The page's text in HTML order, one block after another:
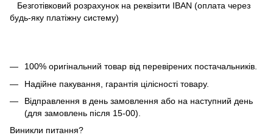
Безготівковий розрахунок на реквізити IBAN (оплата через
будь-яку платіжну систему)
100% оригінальний товар від перевірених постачальників.
Надійне пакування, гарантія цілісності товару.
Відправлення в день замовлення або на наступний день
(для замовлень після 15-00).
Виникли питання?